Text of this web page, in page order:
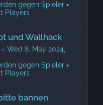
gegen Spieler ▪
Players
und Wallhack
« Wed 8. May 2024,
gegen Spieler ▪
Players
bannen